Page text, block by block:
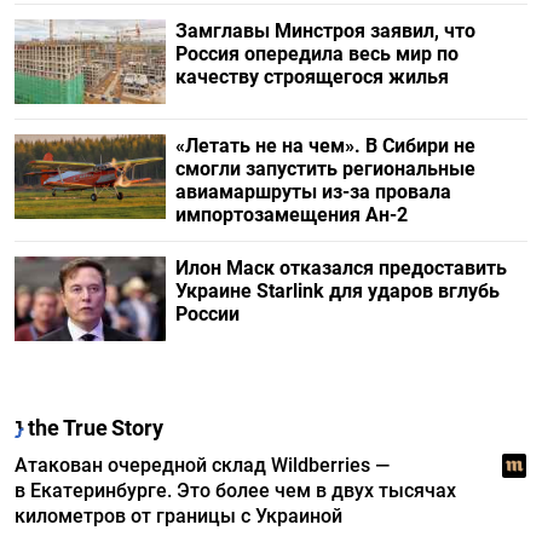
Замглавы Минстроя заявил, что
Россия опередила весь мир по
качеству строящегося жилья
«Летать не на чем». В Сибири не
смогли запустить региональные
авиамаршруты из-за провала
импортозамещения Ан-2
Илон Маск отказался предоставить
Украине Starlink для ударов вглубь
России